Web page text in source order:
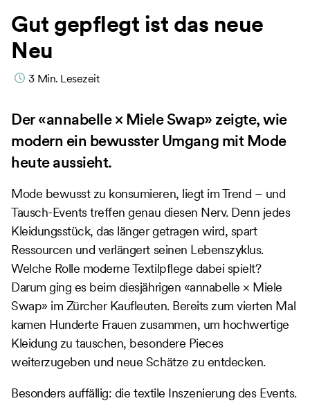
Gut gepflegt ist das neue
Neu
3 Min. Lesezeit
Der «annabelle × Miele Swap» zeigte, wie
modern ein bewusster Umgang mit Mode
heute aussieht.
Mode bewusst zu konsumieren, liegt im Trend – und
Tausch-Events treffen genau diesen Nerv. Denn jedes
Kleidungsstück, das länger getragen wird, spart
Ressourcen und verlängert seinen Lebenszyklus.
Welche Rolle moderne Textilpflege dabei spielt?
Darum ging es beim diesjährigen «annabelle × Miele
Swap» im Zürcher Kaufleuten. Bereits zum vierten Mal
kamen Hunderte Frauen zusammen, um hochwertige
Kleidung zu tauschen, besondere Pieces
weiterzugeben und neue Schätze zu entdecken.
Besonders auffällig: die textile Inszenierung des Events.